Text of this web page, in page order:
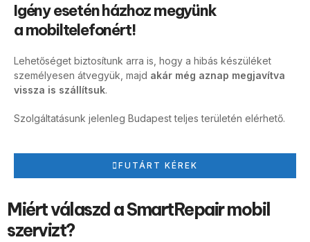
Igény esetén házhoz megyünk
a mobiltelefonért!
Lehetőséget biztosítunk arra is, hogy a hibás készüléket
személyesen átvegyük, majd akár még aznap megjavítva
vissza is szállítsuk.
Szolgáltatásunk jelenleg Budapest teljes területén elérhető.
FUTÁRT KÉREK
Miért válaszd a SmartRepair mobil
szervizt?